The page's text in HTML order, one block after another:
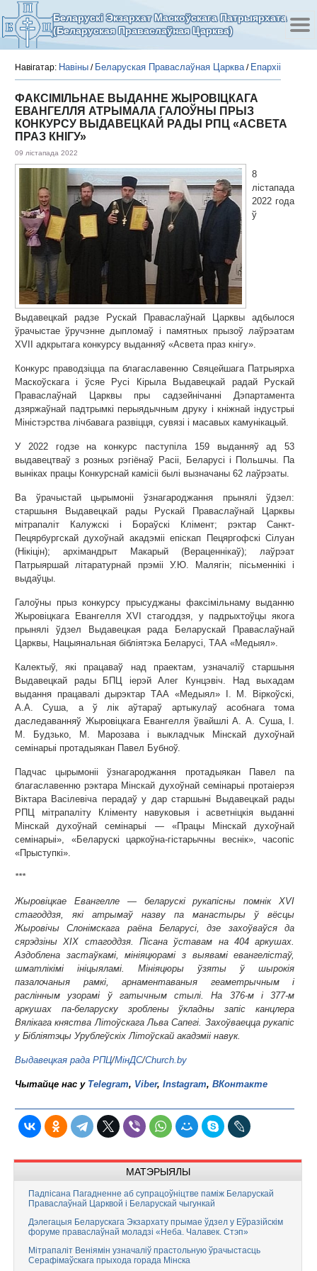
Беларускі Экзархат Маскоўскага Патрыярхата
(Беларуская Праваслаўная Царква)
Навігатар: Навіны / Беларуская Праваслаўная Царква/ Епархіі
ФАКСІМІЛЬНАЕ ВЫДАННЕ ЖЫРОВІЦКАГА
ЕВАНГЕЛЛЯ АТРЫМАЛА ГАЛОЎНЫ ПРЫЗ
КОНКУРСУ ВЫДАВЕЦКАЙ РАДЫ РПЦ «АСВЕТА
ПРАЗ КНІГУ»
09 лістапада 2022
8
лістапада
2022 года
ў
Выдавецкай радзе Рускай Праваслаўнай Царквы адбылося
ўрачыстае ўручэнне дыпломаў і памятных прызоў лаўрэатам
XVII адкрытага конкурсу выданняў «Асвета праз кнігу».
Конкурс праводзіцца па благаславенню Свяцейшага Патрыярха
Маскоўскага і ўсяе Русі Кірыла Выдавецкай радай Рускай
Праваслаўнай Царквы пры садзейнічанні Дэпартамента
дзяржаўнай падтрымкі перыядычным друку і кніжнай індустрыі
Міністэрства лічбавага развіцця, сувязі і масавых камунікацый.
У 2022 годзе на конкурс паступіла 159 выданняў ад 53
выдавецтваў з розных рэгіёнаў Расіі, Беларусі і Польшчы. Па
выніках працы Конкурснай камісіі былі вызначаны 62 лаўрэаты.
Ва ўрачыстай цырымоніі ўзнагароджання прынялі ўдзел:
старшыня Выдавецкай рады Рускай Праваслаўнай Царквы
мітрапаліт Калужскі і Бораўскі Клімент; рэктар Санкт-
Пецярбургскай духоўнай акадэміі епіскап Пецяргофскі Сілуан
(Нікіцін); архімандрыт Макарый (Вераценнікаў); лаўрэат
Патрыяршай літаратурнай прэміі У.Ю. Малягін; пісьменнікі і
выдаўцы.
Галоўны прыз конкурсу прысуджаны факсімільнаму выданню
Жыровіцкага Евангелля XVI стагоддзя, у падрыхтоўцы якога
прынялі ўдзел Выдавецкая рада Беларускай Праваслаўнай
Царквы, Нацыянальная бібліятэка Беларусі, ТАА «Медыял».
Калектыў, які працаваў над праектам, узначаліў старшыня
Выдавецкай рады БПЦ іерэй Алег Кунцэвіч. Над выхадам
выдання працавалі дырэктар ТАА «Медыял» І. М. Віркоўскі,
А.А. Суша, а ў лік аўтараў артыкулаў асобнага тома
даследаванняў Жыровіцкага Евангелля ўвайшлі А. А. Суша, І.
М. Будзько, М. Марозава і выкладчык Мінскай духоўнай
семінарыі протадыякан Павел Бубноў.
Падчас цырымоніі ўзнагароджання протадыякан Павел па
благаславенню рэктара Мінскай духоўнай семінарыі протаіерэя
Віктара Васілевіча перадаў у дар старшыні Выдавецкай рады
РПЦ мітрапаліту Кліменту навуковыя і асветніцкія выданні
Мінскай духоўнай семінарыі — «Працы Мінскай духоўнай
семінарыі», «Беларускі царкоўна-гістарычны веснік», часопіс
«Прыступкі».
***
Жыровіцкае Евангелле — беларускі рукапісны помнік XVI
стагоддзя, які атрымаў назву па манастыры ў вёсцы
Жыровічы Слонімскага раёна Беларусі, дзе захоўваўся да
сярэдзіны XIX стагоддзя. Пісана ўставам на 404 аркушах.
Аздоблена застаўкамі, мініяцюрамі з выявамі евангелістаў,
шматлікімі ініцыяламі. Мініяцюры ўзяты ў шырокія
пазалочаныя рамкі, арнаментаваныя геаметрычным і
раслінным узорамі ў гатычным стылі. На 376-м і 377-м
аркушах па-беларуску зроблены ўкладны запіс канцлера
Вялікага княства Літоўскага Льва Сапегі. Захоўваецца рукапіс
у Бібліятэцы Урублеўскіх Літоўскай акадэміі навук.
Выдавецкая рада РПЦ/МінДС/Church.by
Чытайце нас у Telegram, Viber, Instagram, ВКонтакте
МАТЭРЫЯЛЫ
Падпісана Пагадненне аб супрацоўніцтве паміж Беларускай
Праваслаўнай Царквой і Беларускай чыгункай
Дэлегацыя Беларускага Экзархату прымае ўдзел у Еўразійскім
форуме праваслаўнай моладзі «Неба. Чалавек. Стэп»
Мітрапаліт Веніямін узначаліў прастольную ўрачыстасць
Серафімаўскага прыхода горада Мінска